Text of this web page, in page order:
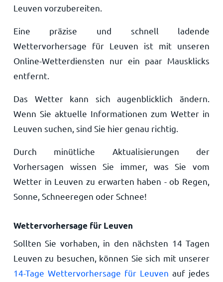
Leuven vorzubereiten.
Eine präzise und schnell ladende
Wettervorhersage für Leuven ist mit unseren
Online-Wetterdiensten nur ein paar Mausklicks
entfernt.
Das Wetter kann sich augenblicklich ändern.
Wenn Sie aktuelle Informationen zum Wetter in
Leuven suchen, sind Sie hier genau richtig.
Durch minütliche Aktualisierungen der
Vorhersagen wissen Sie immer, was Sie vom
Wetter in Leuven zu erwarten haben - ob Regen,
Sonne, Schneeregen oder Schnee!
Wettervorhersage für Leuven
Sollten Sie vorhaben, in den nächsten 14 Tagen
Leuven zu besuchen, können Sie sich mit unserer
14-Tage Wettervorhersage für Leuven auf jedes